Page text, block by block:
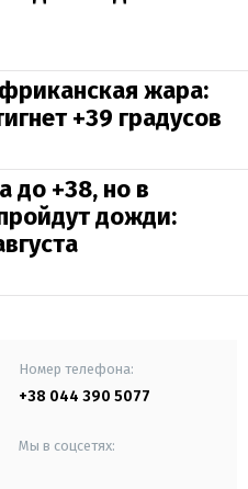
жара:
+39 градусов
до +38, но в
дожди:
Номер телефона:
+38 044 390 5077
Мы в соцсетях: